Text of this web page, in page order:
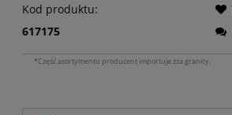
Kod produktu:
617175
*Część asortymentu producent importuje zza granicy.